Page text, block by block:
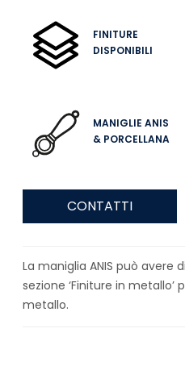
FINITURE
DISPONIBILI
MANIGLIE ANIS
& PORCELLANA
CONTATTI
La maniglia ANIS può avere
sezione ‘Finiture in
metallo.